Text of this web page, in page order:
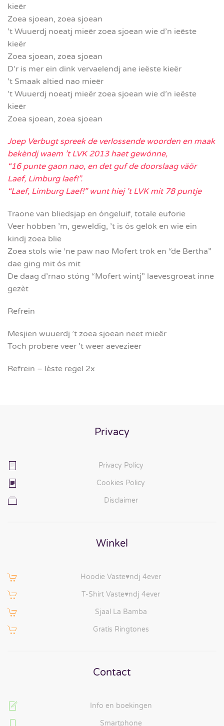
kieër
Zoea sjoean, zoea sjoean
’t Wuuerdj noeatj mieër zoea sjoean wie d’n ieëste
kieër
Zoea sjoean, zoea sjoean
D’r is mer ein dink vervaelendj ane ieëste kieër
’t Smaak altied nao mieër
’t Wuuerdj noeatj mieër zoea sjoean wie d’n ieëste
kieër
Zoea sjoean, zoea sjoean
Joep Verbugt spreek de verlossende woorden en maak
bekèndj waem ’t LVK 2013 haet gewónne,
“16 punte gaon nao, en det guf de doorslaag väör
Laef, Limburg laef!”.
“Laef, Limburg Laef!” wunt hiej ’t LVK mit 78 puntje
Traone van bliedsjap en óngeluif, totale euforie
Veer höbben ’m, geweldig, ’t is ós gelök en wie ein
kindj zoea blie
Zoea stols wie ‘ne paw nao Mofert trök en “de Bertha”
dae ging mit ós mit
De daag d’rnao stóng “Mofert wintj” laevesgroeat inne
gezèt
Refrein
Mesjien wuuerdj ’t zoea sjoean neet mieër
Toch probere veer ’t weer aevezieër
Refrein – lèste regel 2x
Privacy
Privacy Policy
Cookies Policy
Disclaimer
Winkel
Hoodie Vaste♥ndj 4ever
T-Shirt Vaste♥ndj 4ever
Sjaal La Bamba
Gratis Ringtones
Contact
Info en boekingen
Smartphone